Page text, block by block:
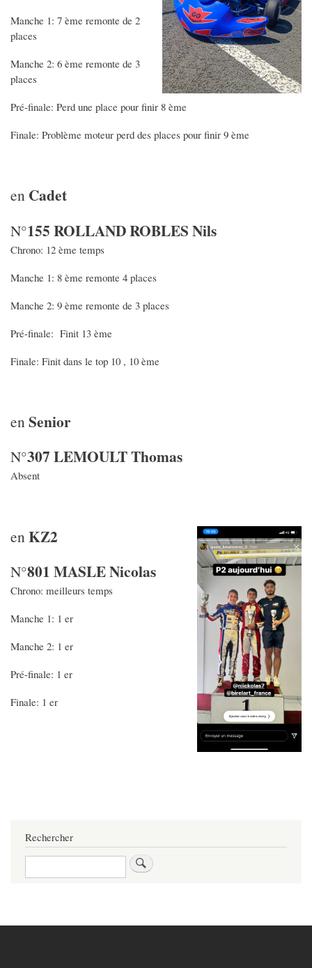
Manche 1: 7 ème remonte de 2
places
Manche 2: 6 ème remonte de 3
places
Pré-finale: Perd une place pour finir 8 ème
Finale: Problème moteur perd des places pour finir 9 ème
en Cadet
N°155 ROLLAND ROBLES Nils
Chrono: 12 ème temps
Manche 1: 8 ème remonte 4 places
Manche 2: 9 ème remonte de 3 places
Pré-finale: Finit 13 ème
Finale: Finit dans le top 10 , 10 ème
enSenior
N°307 LEMOULT Thomas
Absent
enKZ2
N°801 MASLE Nicolas
Chrono: meilleurs temps
Manche 1: 1 er
Manche 2: 1 er
Pré-finale: 1 er
Finale: 1 er
Rechercher
Rechercher